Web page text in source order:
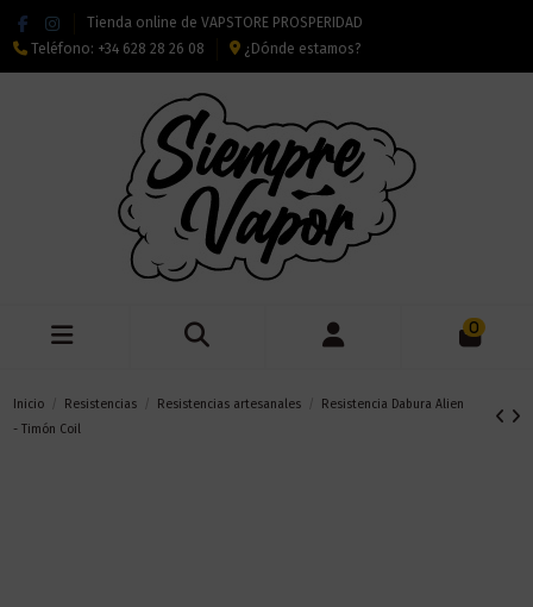
Tienda online de VAPSTORE PROSPERIDAD
Teléfono: +34 628 28 26 08 ¿Dónde estamos?
0
Inicio Resistencias Resistencias artesanales
Resistencia Dabura Alien
- Timón Coil